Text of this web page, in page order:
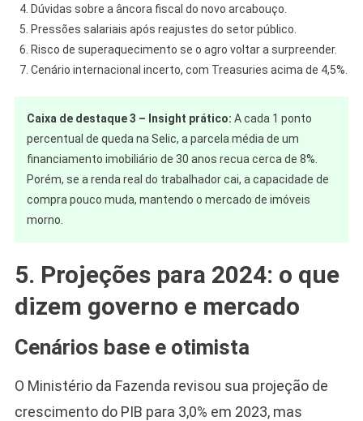
Dúvidas sobre a âncora fiscal do novo arcabouço.
Pressões salariais após reajustes do setor público.
Risco de superaquecimento se o agro voltar a surpreender.
Cenário internacional incerto, com Treasuries acima de 4,5%.
Caixa de destaque 3 – Insight prático: A cada 1 ponto
percentual de queda na Selic, a parcela média de um
financiamento imobiliário de 30 anos recua cerca de 8%.
Porém, se a renda real do trabalhador cai, a capacidade de
compra pouco muda, mantendo o mercado de imóveis
morno.
5. Projeções para 2024: o que
dizem governo e mercado
Cenários base e otimista
O Ministério da Fazenda revisou sua projeção de
crescimento do PIB para 3,0% em 2023, mas